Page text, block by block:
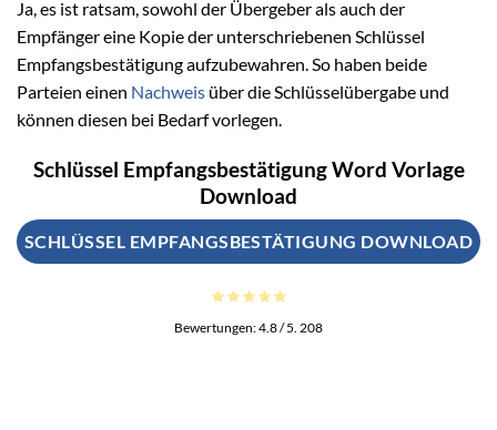
Ja, es ist ratsam, sowohl der Übergeber als auch der
Empfänger eine Kopie der unterschriebenen Schlüssel
Empfangsbestätigung aufzubewahren. So haben beide
Parteien einen Nachweis über die Schlüsselübergabe und
können diesen bei Bedarf vorlegen.
Schlüssel Empfangsbestätigung Word Vorlage
Download
SCHLÜSSEL EMPFANGSBESTÄTIGUNG DOWNLOAD
Bewertungen:4.8/ 5. 208